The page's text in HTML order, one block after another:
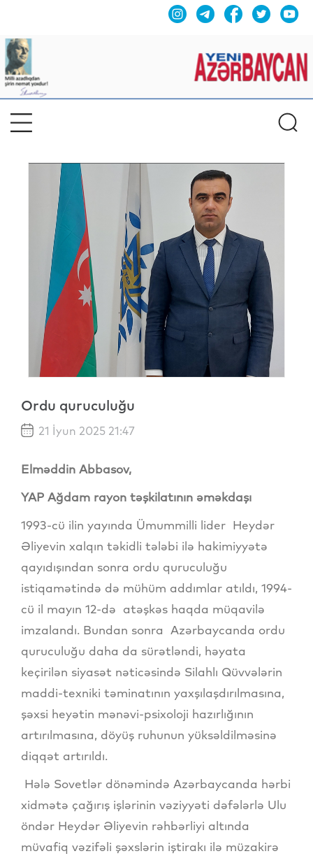
Ordu quruculuğu
21 İyun 2025 21:47
Elməddin Abbasov,
YAP Ağdam rayon təşkilatının əməkdaşı
1993-cü ilin yayında Ümummilli lider Heydər
Əliyevin xalqın təkidli tələbi ilə hakimiyyətə
qayıdışından sonra ordu quruculuğu
istiqamətində də mühüm addımlar atıldı, 1994-
cü il mayın 12-də atəşkəs haqda müqavilə
imzalandı. Bundan sonra Azərbaycanda ordu
quruculuğu daha da sürətləndi, həyata
keçirilən siyasət nəticəsində Silahlı Qüvvələrin
maddi-texniki təminatının yaxşılaşdırılmasına,
şəxsi heyətin mənəvi-psixoloji hazırlığının
artırılmasına, döyüş ruhunun yüksəldilməsinə
diqqət artırıldı.
Hələ Sovetlər dönəmində Azərbaycanda hərbi
xidmətə çağırış işlərinin vəziyyəti dəfələrlə Ulu
öndər Heydər Əliyevin rəhbərliyi altında
müvafiq vəzifəli şəxslərin iştirakı ilə müzakirə